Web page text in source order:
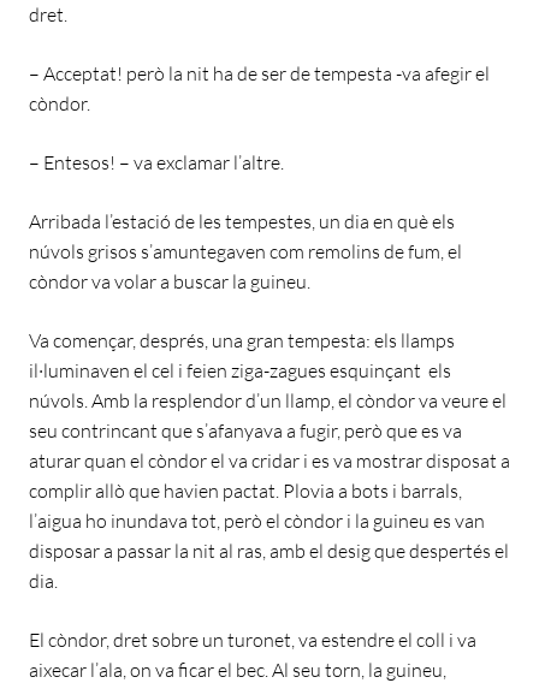
dret.
– Acceptat! però la nit ha de ser de tempesta -va afegir el
còndor.
– Entesos! – va exclamar l’altre.
Arribada l’estació de les tempestes, un dia en què els
núvols grisos s’amuntegaven com remolins de fum, el
còndor va volar a buscar la guineu.
Va començar, després, una gran tempesta: els llamps
il·luminaven el cel i feien ziga-zagues esquinçant els
núvols. Amb la resplendor d’un llamp, el còndor va veure el
seu contrincant que s’afanyava a fugir, però que es va
aturar quan el còndor el va cridar i es va mostrar disposat a
complir allò que havien pactat. Plovia a bots i barrals,
l’aigua ho inundava tot, però el còndor i la guineu es van
disposar a passar la nit al ras, amb el desig que despertés el
dia.
El còndor, dret sobre un turonet, va estendre el coll i va
aixecar l’ala, on va ficar el bec. Al seu torn, la guineu,